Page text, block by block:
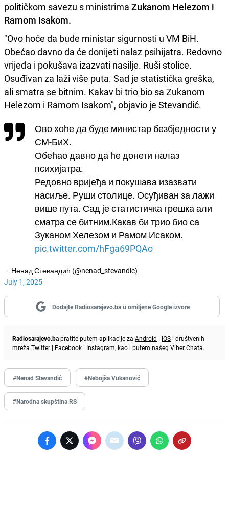
političkom savezu s ministrima Zukanom Helezom i
Ramom Isakom.
"Ovo hoće da bude ministar sigurnosti u VM BiH.
Obećao davno da će donijeti nalaz psihijatra. Redovno
vrijeđa i pokušava izazvati nasilje. Ruši stolice.
Osuđivan za laži više puta. Sad je statistička greška,
ali smatra se bitnim. Kakav bi trio bio sa Zukanom
Helezom i Ramom Isakom", objavio je Stevandić.
Ово хоће да буде министар безбједности у
СМ-БиХ.
Обећао давно да ће донети налаз
психијатра.
Редовно вријеђа и покушава изазвати
насиље. Руши столице. Осуђиван за лажи
више пута. Сад је статистичка грешка али
сматра се битним.Какав би трио био са
Зуканом Хелезом и Рамом Исаком.
pic.twitter.com/hFga69PQAo
— Ненад Стевандић (@nenad_stevandic)
July 1, 2025
Dodajte Radiosarajevo.ba u omiljene Google izvore
Radiosarajevo.bapratite putem aplikacije za Android | iOS i društvenih
mreža Twitter | Facebook | Instagram, kao i putem našeg ViberChata.
#Nenad Stevandić #Nebojša Vukanović
#Narodna skupština RS